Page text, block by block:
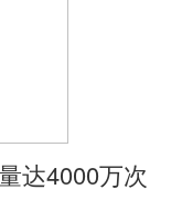
达4000万次